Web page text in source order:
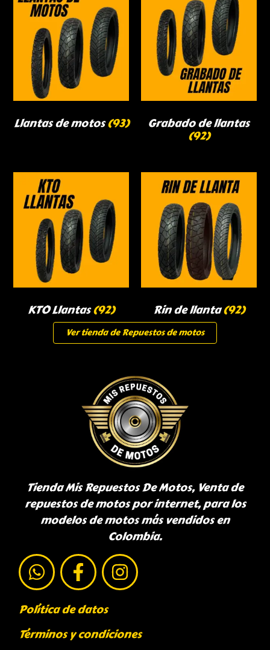
Llantas de motos(93) Grabado de llantas
(92)
KTO Llantas(92) Rin de llanta(92)
Ver tienda de Repuestos de motos
Tienda Mis Repuestos De Motos, Venta de
repuestos de motos por internet, para los
modelos de motos más vendidos en
Colombia.
Política de datos
Términos y condiciones